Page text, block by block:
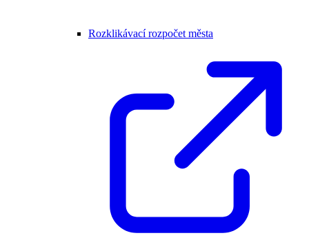
Rozklikávací rozpočet města